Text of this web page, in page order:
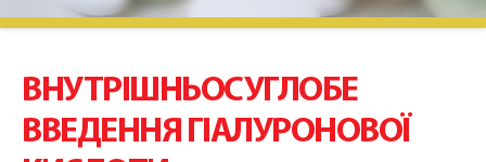
Партнери-консультанти
Галерея
Вакансії
ВНУТРІШНЬОСУГЛОБЕ
ВВЕДЕННЯ ГІАЛУРОНОВОЇ